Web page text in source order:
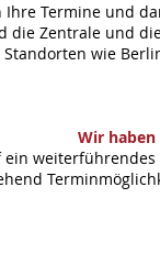
Termine und
die Zentrale und
wie
Wir